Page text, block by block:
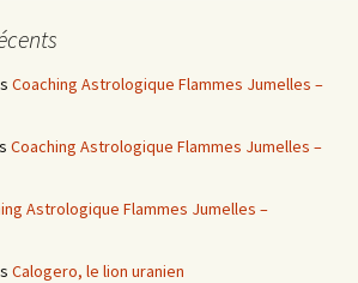
Coaching Astrologique Flammes Jumelles –
Coaching Astrologique Flammes Jumelles –
Astrologique Flammes Jumelles –
Calogero, le lion uranien